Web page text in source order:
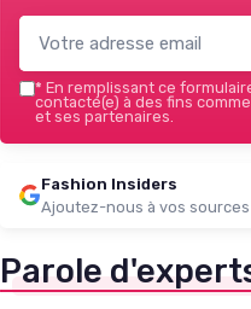
* En remplissant ce
contacté(e) à des fins
et ses partenaires.
Fashion Insiders
Ajoutez-nous à vos
Parole